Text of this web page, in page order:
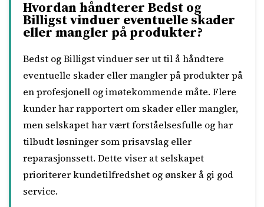
Hvordan håndterer Bedst og
Billigst vinduer eventuelle skader
eller mangler på produkter?
Bedst og Billigst vinduer ser ut til å håndtere
eventuelle skader eller mangler på produkter på
en profesjonell og imøtekommende måte. Flere
kunder har rapportert om skader eller mangler,
men selskapet har vært forståelsesfulle og har
tilbudt løsninger som prisavslag eller
reparasjonssett. Dette viser at selskapet
prioriterer kundetilfredshet og ønsker å gi god
service.